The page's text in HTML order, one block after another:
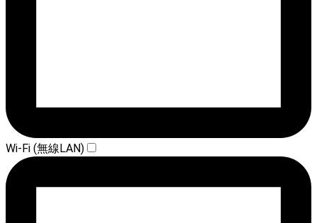
Wi-Fi (無線LAN)